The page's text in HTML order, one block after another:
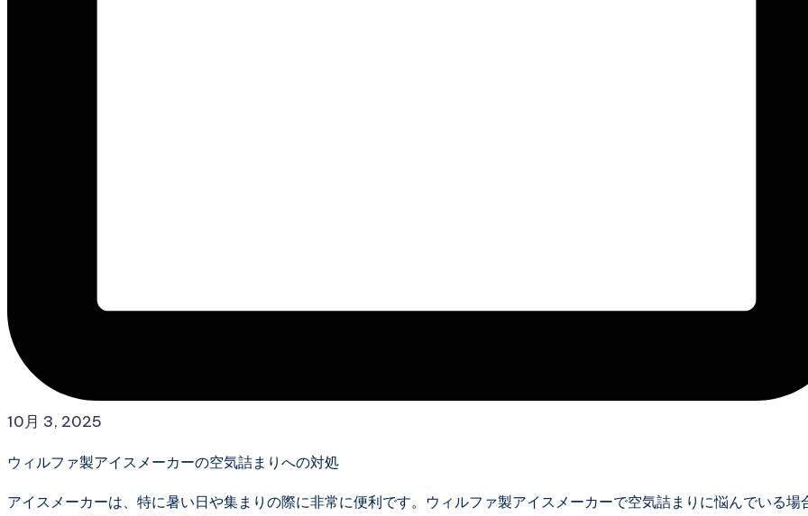
10月 3, 2025
ウィルファ製アイスメーカーの空気詰まりへの対処
アイスメーカーは、特に暑い日や集まりの際に非常に便利です。ウィルファ製アイスメーカーで空気詰まりに悩んでいる場